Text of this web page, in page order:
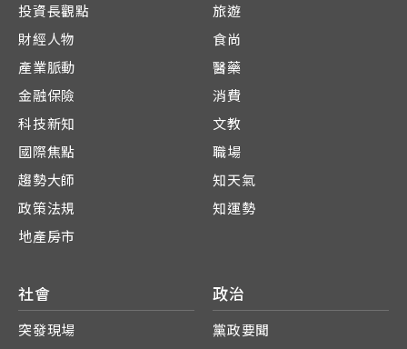
投資長觀點
財經人物
產業脈動
金融保險
科技新知
國際焦點
趨勢大師
政策法規
地產房市
旅遊
食尚
醫藥
消費
文教
職場
知天氣
知運勢
社會
突發現場
政治
黨政要聞